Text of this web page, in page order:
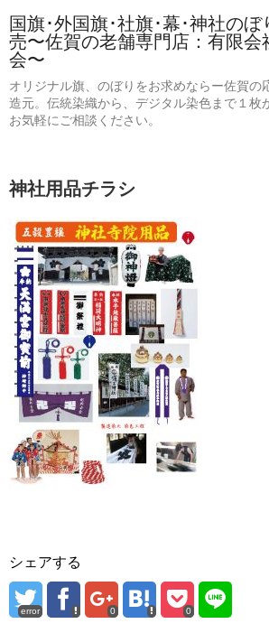
国旗･外国旗･社旗･幕･神社のぼ
売〜佐賀の老舗専門店：有限会
会〜
オリジナル旗、のぼりをお求めならー佐賀の
造元。伝統染織から、デジタル染色まで１枚
お気軽にご相談ください。
神社用品チラシ
シェアする
error 0 0